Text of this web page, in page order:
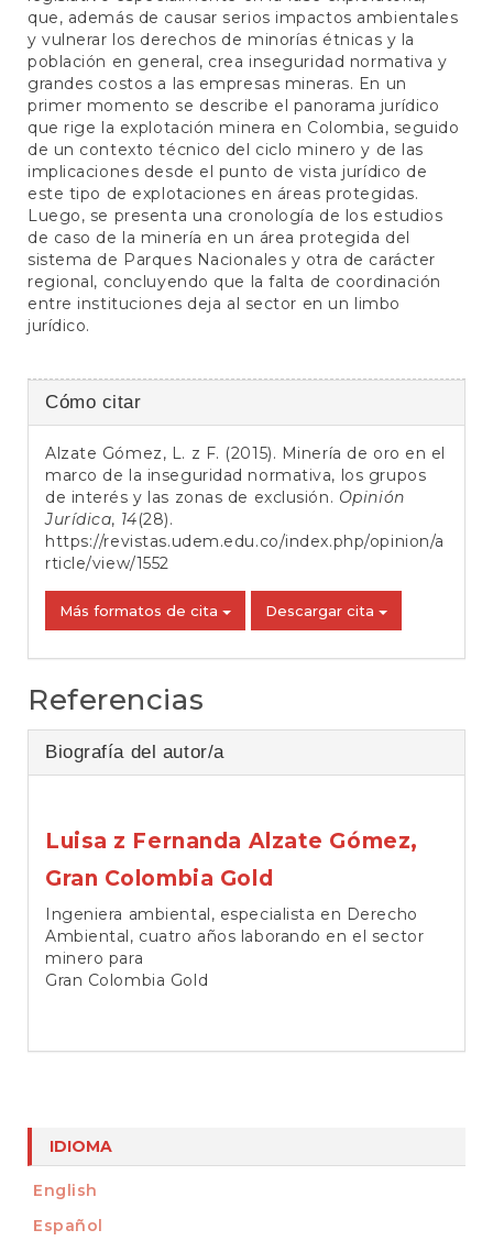
que, además de causar serios impactos ambientales
y vulnerar los derechos de minorías étnicas y la
población en general, crea inseguridad normativa y
grandes costos a las empresas mineras. En un
primer momento se describe el panorama jurídico
que rige la explotación minera en Colombia, seguido
de un contexto técnico del ciclo minero y de las
implicaciones desde el punto de vista jurídico de
este tipo de explotaciones en áreas protegidas.
Luego, se presenta una cronología de los estudios
de caso de la minería en un área protegida del
sistema de Parques Nacionales y otra de carácter
regional, concluyendo que la falta de coordinación
entre instituciones deja al sector en un limbo
jurídico.
Detalles
del
artículo
Cómo citar
Alzate Gómez, L. z F. (2015). Minería de oro en el
marco de la inseguridad normativa, los grupos
de interés y las zonas de exclusión. Opinión
Jurídica, 14(28).
https://revistas.udem.edu.co/index.php/opinion/a
rticle/view/1552
Más formatos de cita Descargar cita
Referencias
Biografía del autor/a
Luisa z Fernanda Alzate Gómez,
Gran Colombia Gold
Ingeniera ambiental, especialista en Derecho
Ambiental, cuatro años laborando en el sector
minero para
Gran Colombia Gold
IDIOMA
English
Español